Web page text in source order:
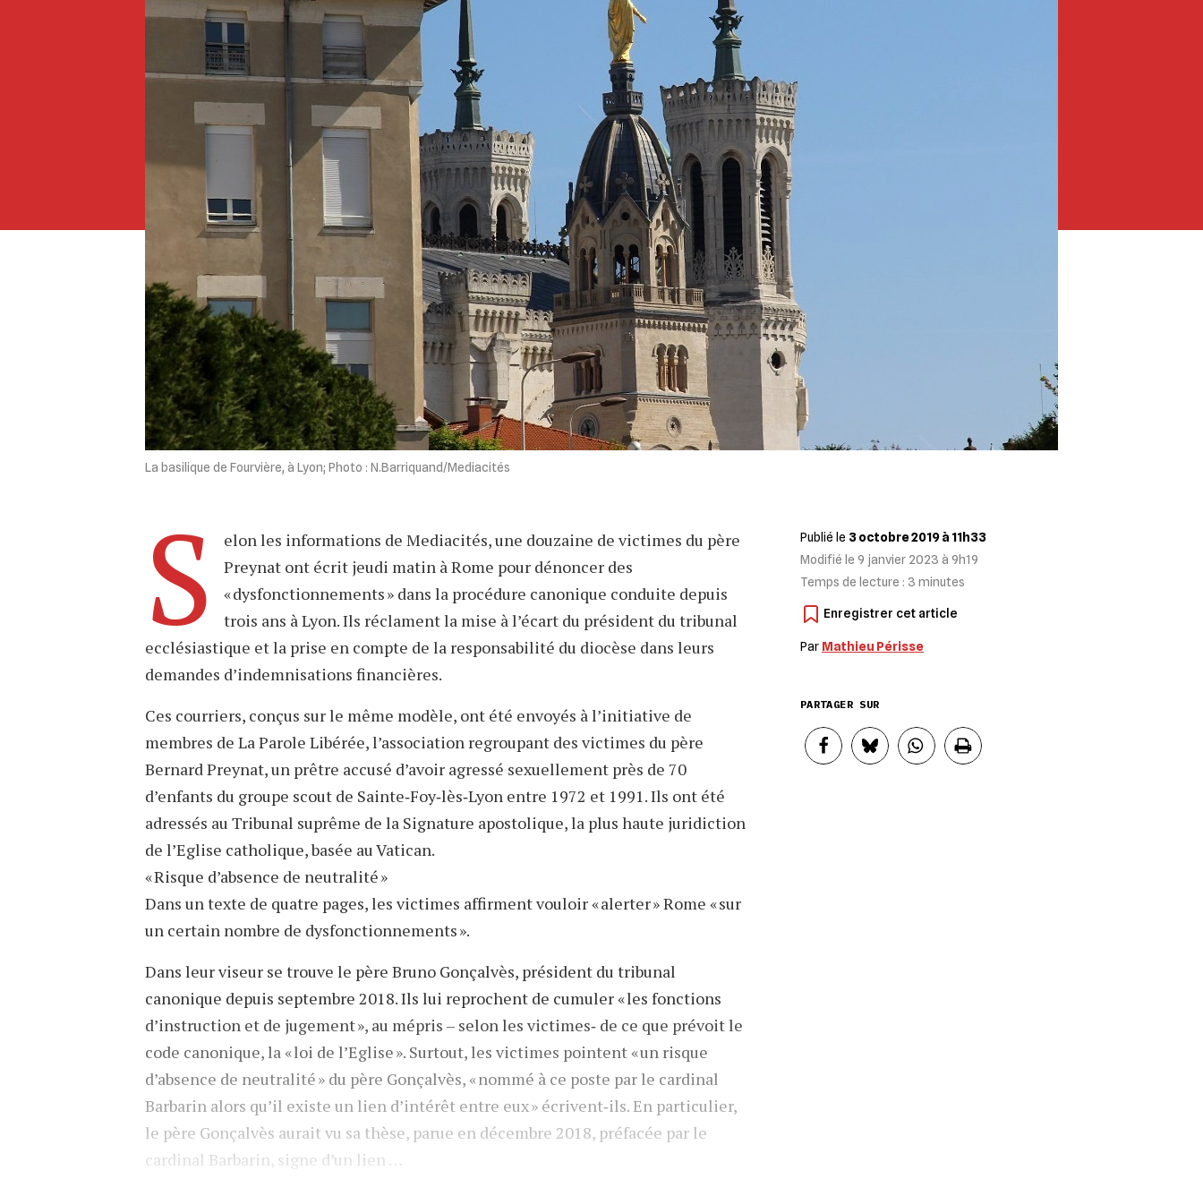
La basilique de Fourvière, à Lyon; Photo : N.Barriquand/Mediacités
S
elon les informations de Mediacités, une douzaine de victimes du père
Preynat ont écrit jeudi matin à Rome pour dénoncer des
« dysfonctionnements » dans la procédure canonique conduite depuis
trois ans à Lyon. Ils réclament la mise à l’écart du président du tribunal
ecclésiastique et la prise en compte de la responsabilité du diocèse dans leurs
demandes d’indemnisations financières.
Ces courriers, conçus sur le même modèle, ont été envoyés à l’initiative de
membres de La Parole Libérée, l’association regroupant des victimes du père
Bernard Preynat, un prêtre accusé d’avoir agressé sexuellement près de 70
d’enfants du groupe scout de Sainte‐Foy‐lès‐Lyon entre 1972 et 1991. Ils ont été
adressés au Tribunal suprême de la Signature apostolique, la plus haute juridiction
de l’Eglise catholique, basée au Vatican.
« Risque d’absence de neutralité »
Dans un texte de quatre pages, les victimes affirment vouloir « alerter » Rome « sur
un certain nombre de dysfonctionnements ».
Dans leur viseur se trouve le père Bruno Gonçalvès, président du tribunal
canonique depuis septembre 2018. Ils lui reprochent de cumuler « les fonctions
d’instruction et de jugement », au mépris – selon les victimes‐ de ce que prévoit le
code canonique, la « loi de l’Eglise ». Surtout, les victimes pointent « un risque
d’absence de neutralité » du père Gonçalvès, « nommé à ce poste par le cardinal
Barbarin alors qu’il existe un lien d’intérêt entre eux » écrivent‐ils. En particulier,
le père Gonçalvès aurait vu sa thèse, parue en décembre 2018, préfacée par le
cardinal Barbarin, signe d’un lien …
Publié le 3 octobre 2019 à 11h33
Modifié le 9 janvier 2023 à 9h19
Temps de lecture : 3 minutes
Par Mathieu Périsse
PARTAGER SUR